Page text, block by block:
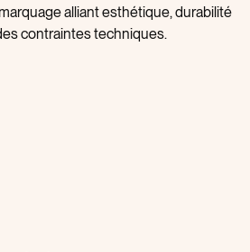
alliant esthétique, durabilité
contraintes techniques.